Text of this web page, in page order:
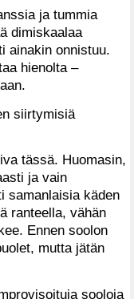
ja tummia
dimiskaalaa
ainakin onnistuu.
hienolta –
siirtymisiä
tässä. Huomasin,
ja vain
samanlaisia käden
ranteella, vähän
Ennen soolon
mutta jätän
sooloja